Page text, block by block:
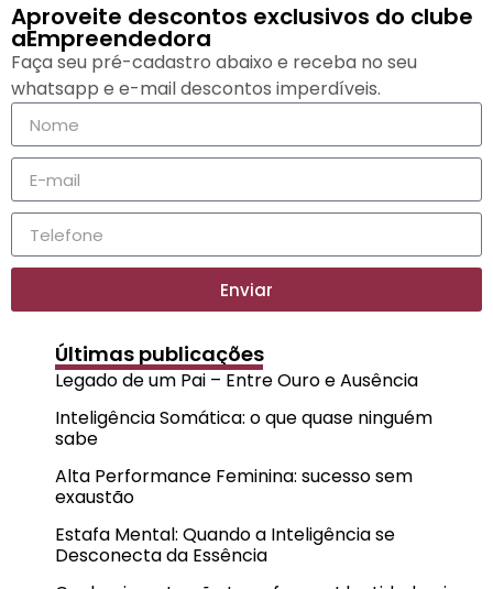
Aproveite descontos exclusivos do clube
aEmpreendedora
Faça seu pré-cadastro abaixo e receba no seu
whatsapp e e-mail descontos imperdíveis.
Enviar
Últimas publicações
Legado de um Pai – Entre Ouro e Ausência
Inteligência Somática: o que quase ninguém
sabe
Alta Performance Feminina: sucesso sem
exaustão
Estafa Mental: Quando a Inteligência se
Desconecta da Essência